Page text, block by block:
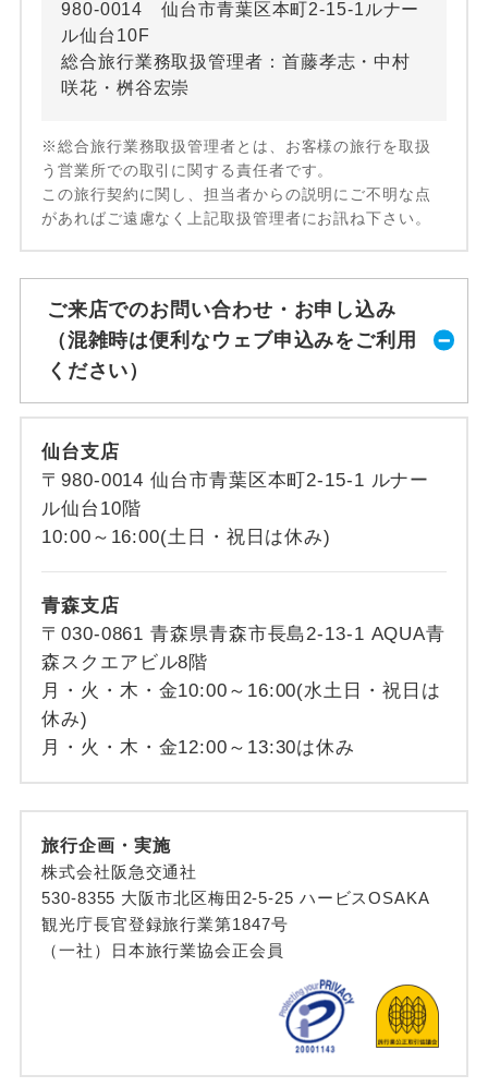
980-0014 仙台市青葉区本町2-15-1ルナー
ル仙台10F
総合旅行業務取扱管理者：首藤孝志・中村
咲花・桝谷宏崇
※総合旅行業務取扱管理者とは、お客様の旅行を取扱
う営業所での取引に関する責任者です。
この旅行契約に関し、担当者からの説明にご不明な点
があればご遠慮なく上記取扱管理者にお訊ね下さい。
ご来店でのお問い合わせ・お申し込み
（混雑時は便利なウェブ申込みをご利用
ください）
仙台支店
〒980-0014 仙台市青葉区本町2-15-1 ルナー
ル仙台10階
10:00～16:00(土日・祝日は休み)
青森支店
〒030-0861 青森県青森市長島2-13-1 AQUA青
森スクエアビル8階
月・火・木・金10:00～16:00(水土日・祝日は
休み)
月・火・木・金12:00～13:30は休み
旅行企画・実施
株式会社阪急交通社
530-8355 大阪市北区梅田2-5-25 ハービスOSAKA
観光庁長官登録旅行業第1847号
（一社）日本旅行業協会正会員